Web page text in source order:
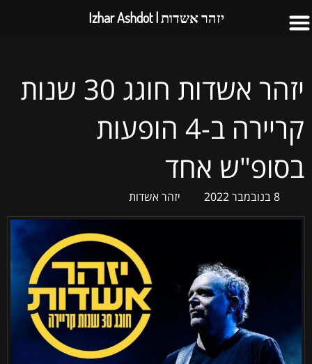
יזהר אשדות חוגג 30 שנות
קריירה ב-4 הופעות
בסופ"ש אחד
8 בנובמבר 2022 יזהר אשדות
יזהר אשדות | Izhar Ashdot